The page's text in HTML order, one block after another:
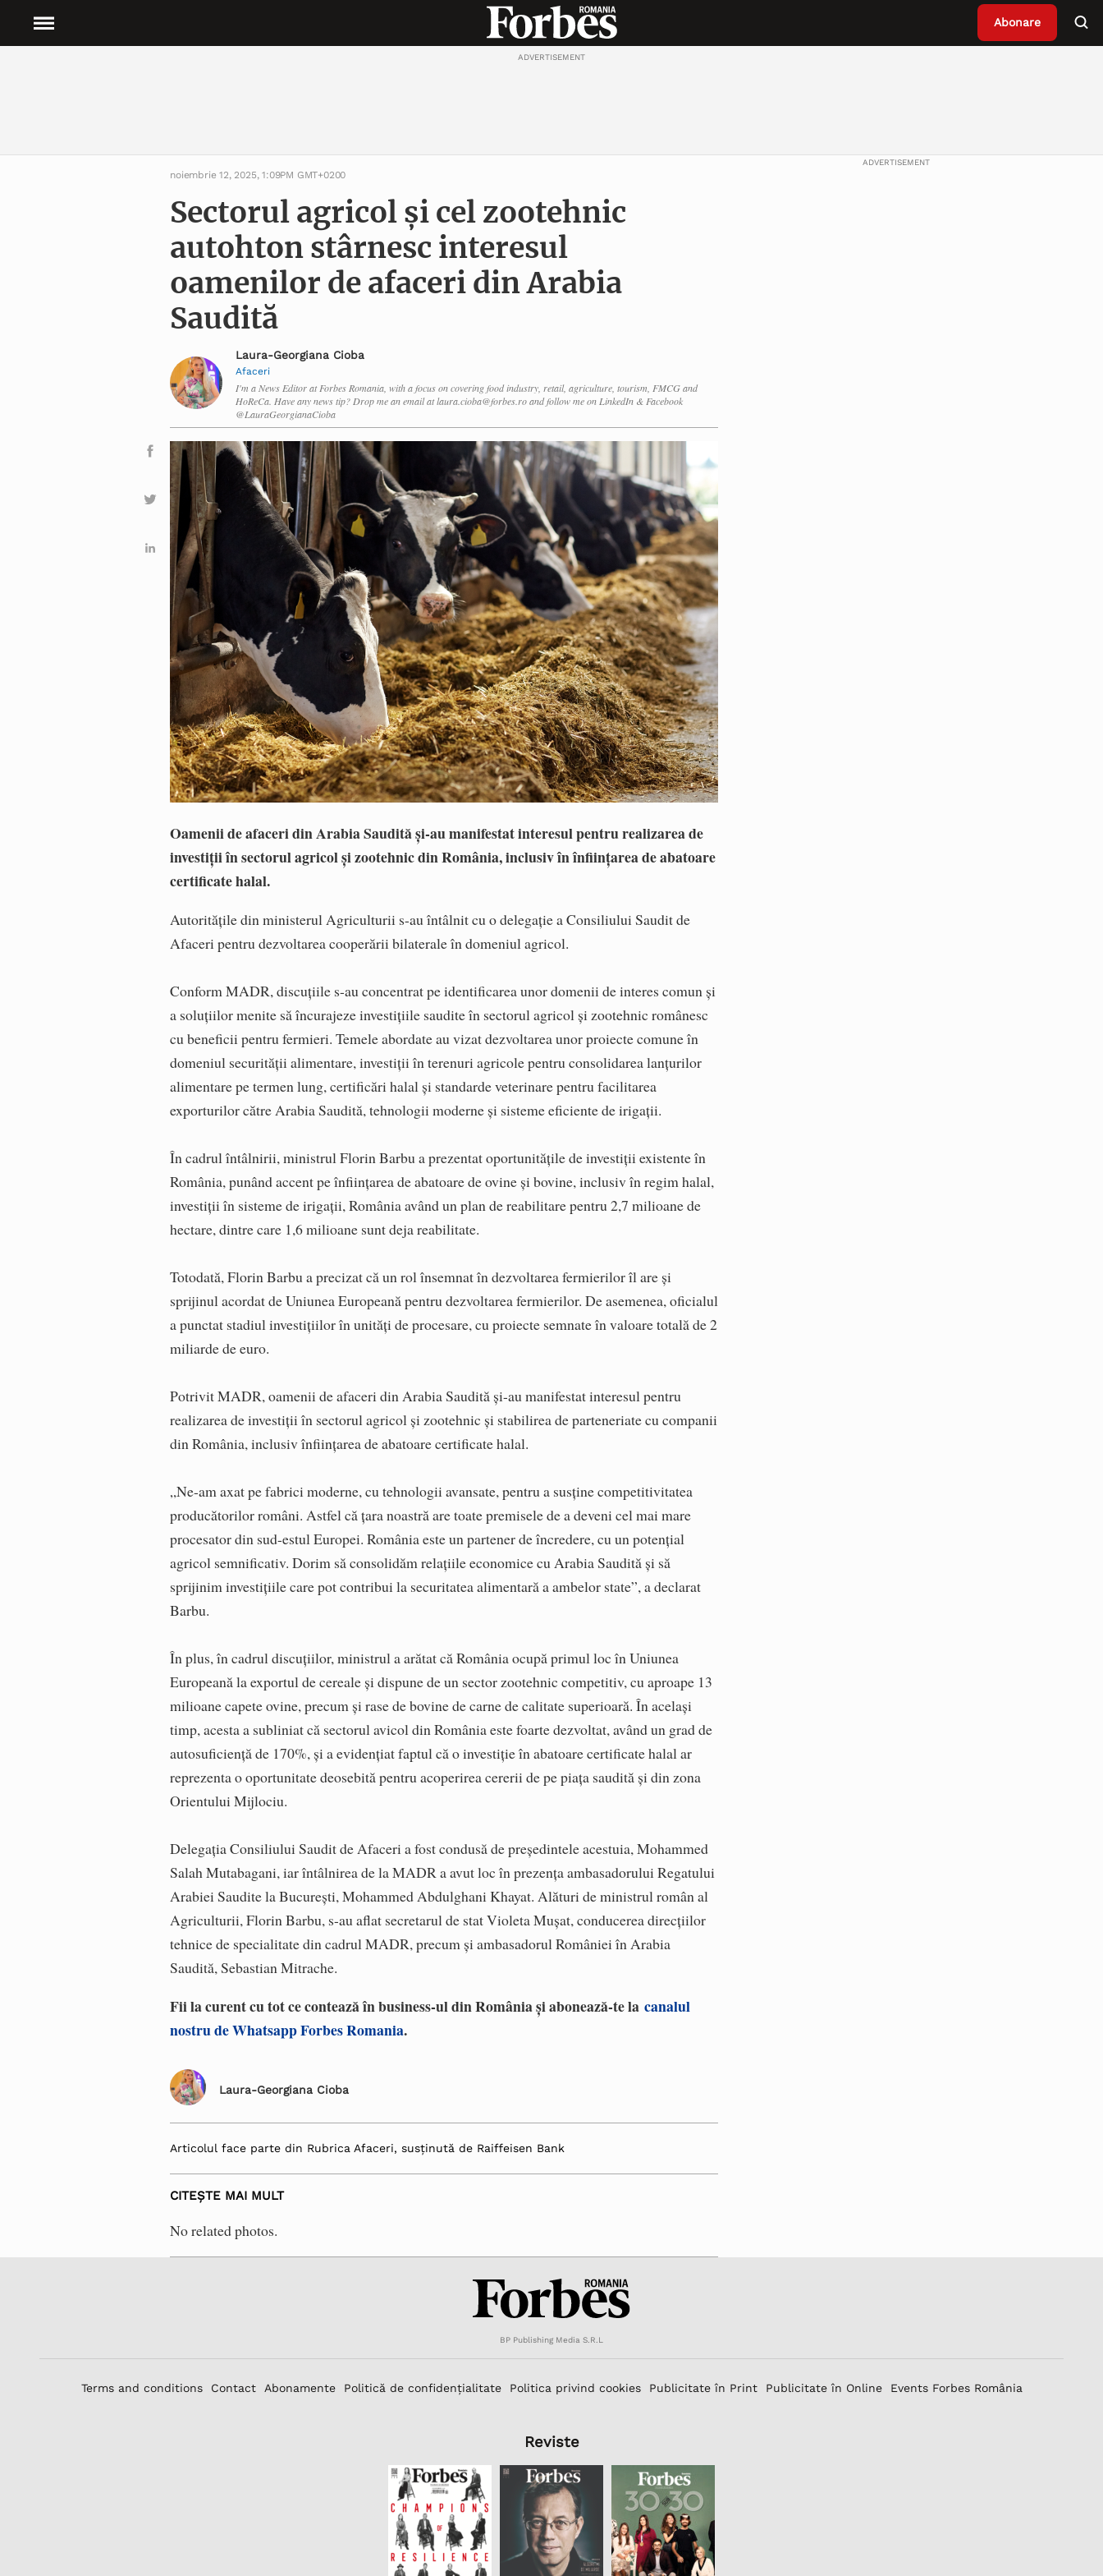
Abonare
ADVERTISEMENT
noiembrie 12, 2025, 1:09PM GMT+0200
Sectorul agricol și cel zootehnic
autohton stârnesc interesul
oamenilor de afaceri din Arabia
Saudită
Laura-Georgiana Cioba
Afaceri
I'm a News Editor at Forbes Romania, with a focus on covering food industry, retail, agriculture, tourism, FMCG and
HoReCa. Have any news tip? Drop me an email at laura.cioba@forbes.ro and follow me on LinkedIn & Facebook
@LauraGeorgianaCioba
Oamenii de afaceri din Arabia Saudită şi-au manifestat interesul pentru realizarea de
investiţii în sectorul agricol şi zootehnic din România, inclusiv în înfiinţarea de abatoare
certificate halal.
Autoritățile din ministerul Agriculturii s-au întâlnit cu o delegaţie a Consiliului Saudit de
Afaceri pentru dezvoltarea cooperării bilaterale în domeniul agricol.
Conform MADR, discuțiile s-au concentrat pe identificarea unor domenii de interes comun şi
a soluţiilor menite să încurajeze investiţiile saudite în sectorul agricol şi zootehnic românesc
cu beneficii pentru fermieri. Temele abordate au vizat dezvoltarea unor proiecte comune în
domeniul securităţii alimentare, investiţii în terenuri agricole pentru consolidarea lanţurilor
alimentare pe termen lung, certificări halal şi standarde veterinare pentru facilitarea
exporturilor către Arabia Saudită, tehnologii moderne şi sisteme eficiente de irigaţii.
În cadrul întâlnirii, ministrul Florin Barbu a prezentat oportunităţile de investiţii existente în
România, punând accent pe înfiinţarea de abatoare de ovine şi bovine, inclusiv în regim halal,
investiţii în sisteme de irigaţii, România având un plan de reabilitare pentru 2,7 milioane de
hectare, dintre care 1,6 milioane sunt deja reabilitate.
Totodată, Florin Barbu a precizat că un rol însemnat în dezvoltarea fermierilor îl are şi
sprijinul acordat de Uniunea Europeană pentru dezvoltarea fermierilor. De asemenea, oficialul
a punctat stadiul investiţiilor în unităţi de procesare, cu proiecte semnate în valoare totală de 2
miliarde de euro.
Potrivit MADR, oamenii de afaceri din Arabia Saudită şi-au manifestat interesul pentru
realizarea de investiţii în sectorul agricol şi zootehnic şi stabilirea de parteneriate cu companii
din România, inclusiv înfiinţarea de abatoare certificate halal.
„Ne-am axat pe fabrici moderne, cu tehnologii avansate, pentru a susţine competitivitatea
producătorilor români. Astfel că ţara noastră are toate premisele de a deveni cel mai mare
procesator din sud-estul Europei. România este un partener de încredere, cu un potenţial
agricol semnificativ. Dorim să consolidăm relaţiile economice cu Arabia Saudită şi să
sprijinim investiţiile care pot contribui la securitatea alimentară a ambelor state”, a declarat
Barbu.
În plus, în cadrul discuţiilor, ministrul a arătat că România ocupă primul loc în Uniunea
Europeană la exportul de cereale şi dispune de un sector zootehnic competitiv, cu aproape 13
milioane capete ovine, precum şi rase de bovine de carne de calitate superioară. În acelaşi
timp, acesta a subliniat că sectorul avicol din România este foarte dezvoltat, având un grad de
autosuficienţă de 170%, şi a evidenţiat faptul că o investiţie în abatoare certificate halal ar
reprezenta o oportunitate deosebită pentru acoperirea cererii de pe piaţa saudită şi din zona
Orientului Mijlociu.
Delegaţia Consiliului Saudit de Afaceri a fost condusă de preşedintele acestuia, Mohammed
Salah Mutabagani, iar întâlnirea de la MADR a avut loc în prezenţa ambasadorului Regatului
Arabiei Saudite la Bucureşti, Mohammed Abdulghani Khayat. Alături de ministrul român al
Agriculturii, Florin Barbu, s-au aflat secretarul de stat Violeta Muşat, conducerea direcţiilor
tehnice de specialitate din cadrul MADR, precum şi ambasadorul României în Arabia
Saudită, Sebastian Mitrache.
Fii la curent cu tot ce contează în business-ul din România și abonează-te lacanalul
nostru de Whatsapp Forbes Romania.
Laura-Georgiana Cioba
Articolul face parte din Rubrica Afaceri, susținută de Raiffeisen Bank
CITEȘTE MAI MULT
No related photos.
BP Publishing Media S.R.L
Terms and conditions Contact Abonamente Politică de confidențialitate Politica privind cookies Publicitate în Print Publicitate în Online Events Forbes România
Reviste